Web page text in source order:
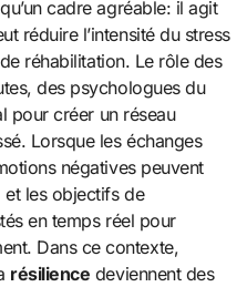
réduire l’intensité du stress
réhabilitation. Le rôle des
des psychologues du
pour créer un réseau
Lorsque les échanges
négatives peuvent
et les objectifs de
en temps réel pour
Dans ce contexte,
résilience deviennent des